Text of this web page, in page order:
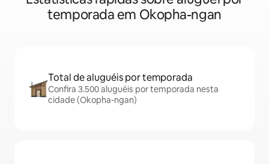
temporada em Okopha-ngan
Total de aluguéis por temporada
Confira 3.500 aluguéis por temporada nesta
cidade (Okopha-ngan)